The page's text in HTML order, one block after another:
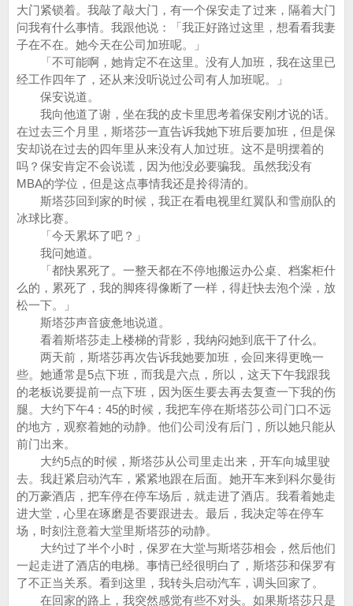
大门紧锁着。我敲了敲大门，有一个保安走了过来，隔着大门
问我有什么事情。我跟他说：「我正好路过这里，想看看我妻
子在不在。她今天在公司加班呢。」
「不可能啊，她肯定不在这里。没有人加班，我在这里已
经工作四年了，还从来没听说过公司有人加班呢。」
保安说道。
我向他道了谢，坐在我的皮卡里思考着保安刚才说的话。
在过去三个月里，斯塔莎一直告诉我她下班后要加班，但是保
安却说在过去的四年里从来没有人加过班。这不是明摆着的
吗？保安肯定不会说谎，因为他没必要骗我。虽然我没有
MBA的学位，但是这点事情我还是拎得清的。
斯塔莎回到家的时候，我正在看电视里红翼队和雪崩队的
冰球比赛。
「今天累坏了吧？」
我问她道。
「都快累死了。一整天都在不停地搬运办公桌、档案柜什
么的，累死了，我的脚疼得像断了一样，得赶快去泡个澡，放
松一下。」
斯塔莎声音疲惫地说道。
看着斯塔莎走上楼梯的背影，我纳闷她到底干了什么。
两天前，斯塔莎再次告诉我她要加班，会回来得更晚一
些。她通常是5点下班，而我是六点，所以，这天下午我跟我
的老板说要提前一点下班，因为医生要去再去复查一下我的伤
腿。大约下午4：45的时候，我把车停在斯塔莎公司门口不远
的地方，观察着她的动静。他们公司没有后门，所以她只能从
前门出来。
大约5点的时候，斯塔莎从公司里走出来，开车向城里驶
去。我赶紧启动汽车，紧紧地跟在后面。她开车来到科尔曼街
的万豪酒店，把车停在停车场后，就走进了酒店。我看着她走
进大堂，心里在琢磨是否要跟进去。最后，我决定等在停车
场，时刻注意着大堂里斯塔莎的动静。
大约过了半个小时，保罗在大堂与斯塔莎相会，然后他们
一起走进了酒店的电梯。事情已经很明白了，斯塔莎和保罗有
了不正当关系。看到这里，我转头启动汽车，调头回家了。
在回家的路上，我突然感觉有些不对头。如果斯塔莎只是